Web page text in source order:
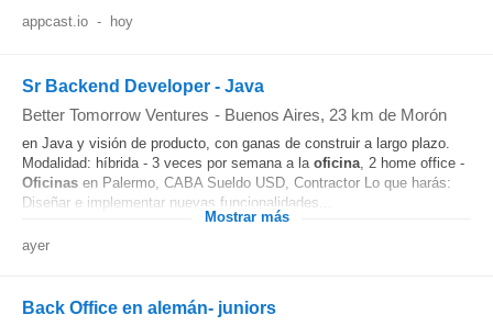
appcast.io - hoy
Sr Backend Developer - Java
Better Tomorrow Ventures - Buenos Aires, 23 km de Morón
en Java y visión de producto, con ganas de construir a largo plazo.
Modalidad: híbrida - 3 veces por semana a la oficina, 2 home office -
Oficinas en Palermo, CABA Sueldo USD, Contractor Lo que harás:
Diseñar e implementar nuevas funcionalidades...
Mostrar más
ayer
Back Office en alemán- juniors